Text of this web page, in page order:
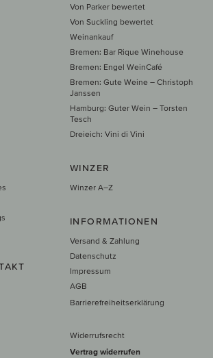
Von Parker bewertet
Von Suckling bewertet
Weinankauf
Bremen: Bar Rique Winehouse
Bremen: Engel WeinCafé
Bremen: Gute Weine – Christoph
Janssen
Hamburg: Guter Wein – Torsten
Tesch
Dreieich: Vini di Vini
WINZER
Winzer A–Z
INFORMATIONEN
Versand & Zahlung
Datenschutz
Impressum
AGB
Barrierefreiheitserklärung
Widerrufsrecht
Vertrag widerrufen